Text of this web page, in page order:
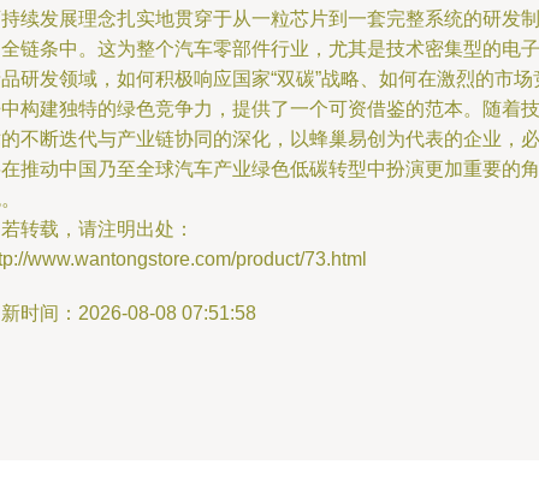
续发展理念扎实地贯穿于从一粒芯片到一套完整系统的研发制
链条中。这为整个汽车零部件行业，尤其是技术密集型的电子
研发领域，如何积极响应国家“双碳”战略、如何在激烈的市场
构建独特的绿色竞争力，提供了一个可资借鉴的范本。随着技
不断迭代与产业链协同的深化，以蜂巢易创为代表的企业，必
推动中国乃至全球汽车产业绿色低碳转型中扮演更加重要的角
转载，请注明出处：
www.wantongstore.com/product/73.html
时间：2026-08-08 07:51:58